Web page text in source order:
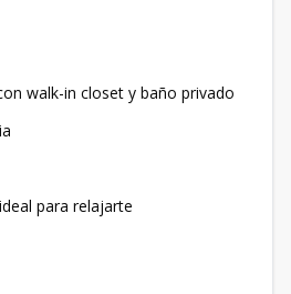
walk-in closet y baño privado
para relajarte